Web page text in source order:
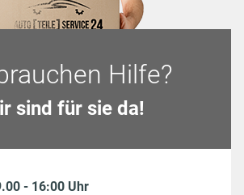
Hilfe?
sind für sie da!
- 16:00 Uhr